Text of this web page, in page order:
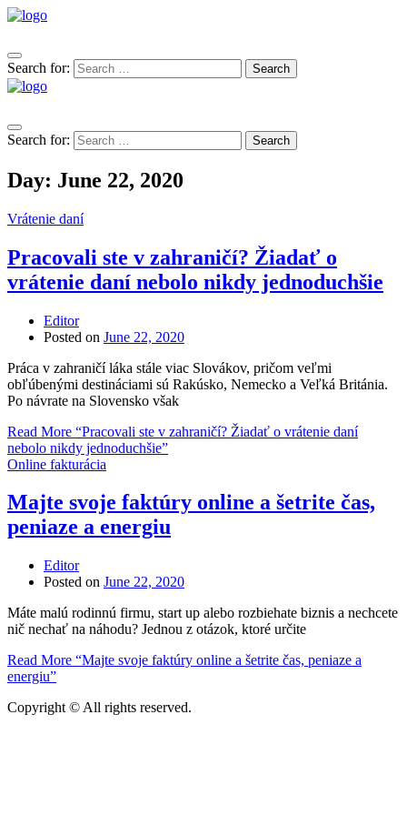
Search for: Search
Search for: Search
Day: June 22, 2020
Vrátenie daní
Pracovali ste v zahraničí? Žiadať o
vrátenie daní nebolo nikdy jednoduchšie
Editor
Posted on June 22, 2020
Práca v zahraničí láka stále viac Slovákov, pričom veľmi
obľúbenými destináciami sú Rakúsko, Nemecko a Veľká Británia.
Po návrate na Slovensko však
Read More “Pracovali ste v zahraničí? Žiadať o vrátenie daní
nebolo nikdy jednoduchšie”
Online fakturácia
Majte svoje faktúry online a šetrite čas,
peniaze a energiu
Editor
Posted on June 22, 2020
Máte malú rodinnú firmu, start up alebo rozbiehate biznis a nechcete
nič nechať na náhodu? Jednou z otázok, ktoré určite
Read More “Majte svoje faktúry online a šetrite čas, peniaze a
energiu”
Copyright © All rights reserved.